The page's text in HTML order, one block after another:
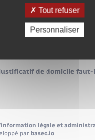
ligne et formulaires
Réponses !
de domicile
légale et
par baseo.io
Tout refuser
Personnaliser